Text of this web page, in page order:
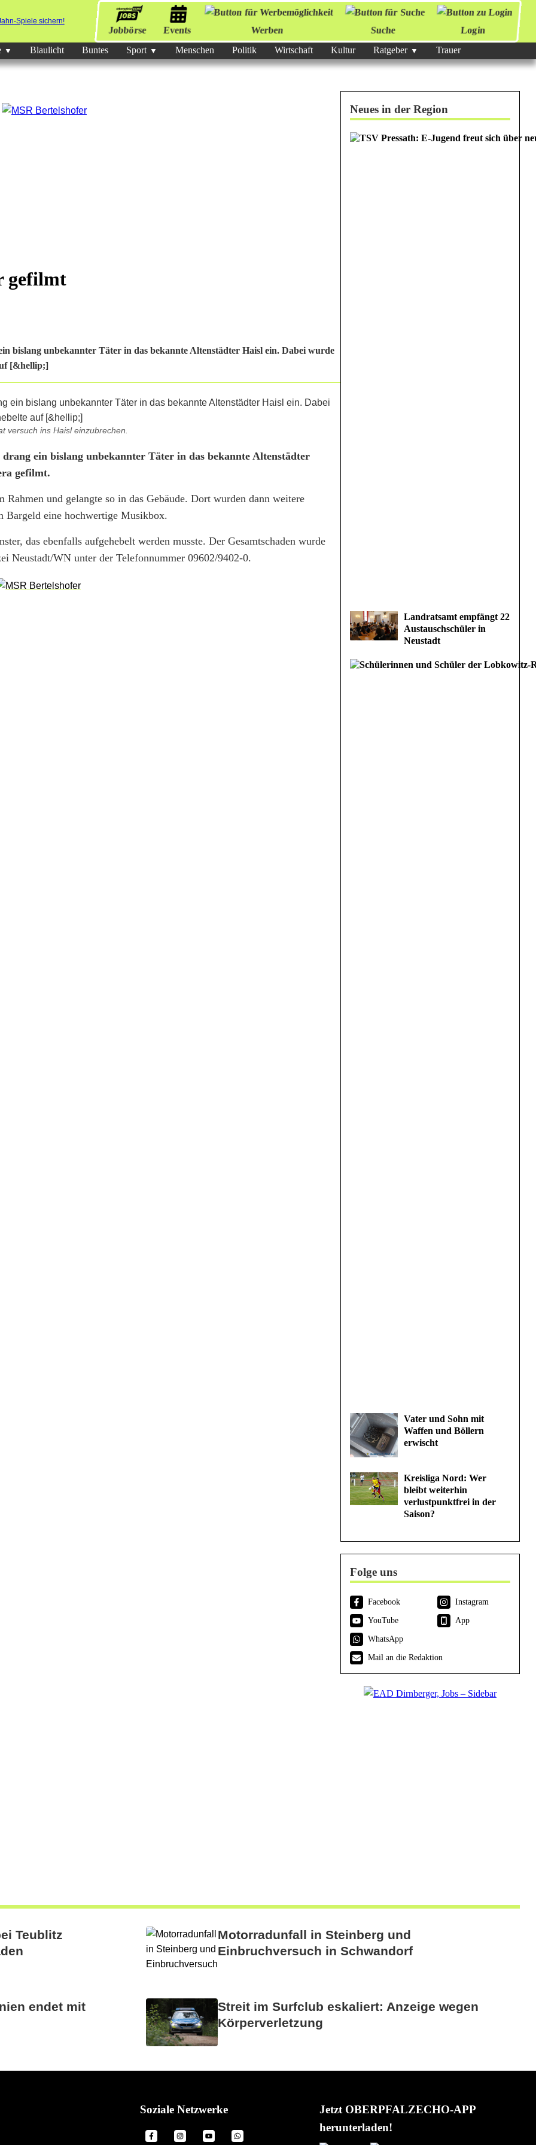
Jobbörse Events Werben Suche
Login
Blaulicht Buntes Sport Menschen Politik Wirtschaft Kultur Ratgeber Trauer
gefilmt
bislang unbekannter Täter in das bekannte Altenstädter Haisl ein. Dabei wurde
[&hellip;]
versuch ins Haisl einzubrechen.
ein bislang unbekannter Täter in das bekannte Altenstädter
gefilmt.
und gelangte so in das Gebäude. Dort wurden dann weitere
Bargeld eine hochwertige Musikbox.
das ebenfalls aufgehebelt werden musste. Der Gesamtschaden wurde
Neustadt/WN unter der Telefonnummer 09602/9402-0.
Neues in der Region
Landratsamt empfängt 22
Austauschschüler in
Neustadt
Vater und Sohn mit
Waffen und Böllern
erwischt
Kreisliga Nord: Wer
bleibt weiterhin
verlustpunktfrei in der
Saison?
Folge uns
Facebook
Instagram
YouTube
App
WhatsApp
Mail an die Redaktion
Teublitz
Motorradunfall in Steinberg und
Einbruchversuch in Schwandorf
endet mit
Streit im Surfclub eskaliert: Anzeige wegen
Körperverletzung
Soziale Netzwerke
Jetzt OBERPFALZECHO-APP
herunterladen!